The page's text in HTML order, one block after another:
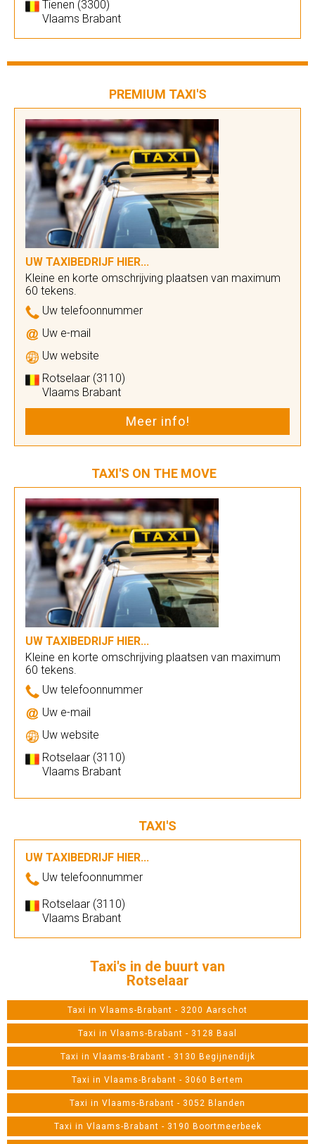
Tienen (3300)
Vlaams Brabant
PREMIUM TAXI'S
UW TAXIBEDRIJF HIER...
Kleine en korte omschrijving plaatsen van maximum
60 tekens.
Uw telefoonnummer
Uw e-mail
Uw website
Rotselaar (3110)
Vlaams Brabant
Meer info!
TAXI'S ON THE MOVE
UW TAXIBEDRIJF HIER...
Kleine en korte omschrijving plaatsen van maximum
60 tekens.
Uw telefoonnummer
Uw e-mail
Uw website
Rotselaar (3110)
Vlaams Brabant
TAXI'S
UW TAXIBEDRIJF HIER...
Uw telefoonnummer
Rotselaar (3110)
Vlaams Brabant
Taxi's in de buurt van
Rotselaar
Taxi in Vlaams-Brabant - 3200 Aarschot
Taxi in Vlaams-Brabant - 3128 Baal
Taxi in Vlaams-Brabant - 3130 Begijnendijk
Taxi in Vlaams-Brabant - 3060 Bertem
Taxi in Vlaams-Brabant - 3052 Blanden
Taxi in Vlaams-Brabant - 3190 Boortmeerbeek